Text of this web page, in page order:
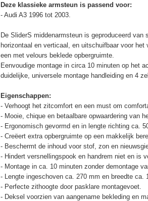
Deze klassieke armsteun is passend voor:
- Audi A3 1996 tot 2003.
De SliderS middenarmsteun is geproduceerd
horizontaal en verticaal, en uitschuifbaar voor
een met velours beklede opbergruimte.
Eenvoudige montage in circa 10 minuten op het
duidelijke, universele montage handleiding en 4
Eigenschappen:
- Verhoogt het zitcomfort en een must om
- Mooie, chique en betaalbare opwaardering van
- Ergonomisch gevormd en in lengte richting ca.
- Creëert extra opbergruimte op een makkelijk
- Beschermt de inhoud voor stof, zon en
- Hindert versnellingspook en handrem niet en is
- Montage in ca. 10 minuten zonder demontage
- Lengte ingeschoven ca. 270 mm en breedte ca.
- Perfecte zithoogte door pasklare montagevoet.
- Deksel voorzien van aangename bekleding en